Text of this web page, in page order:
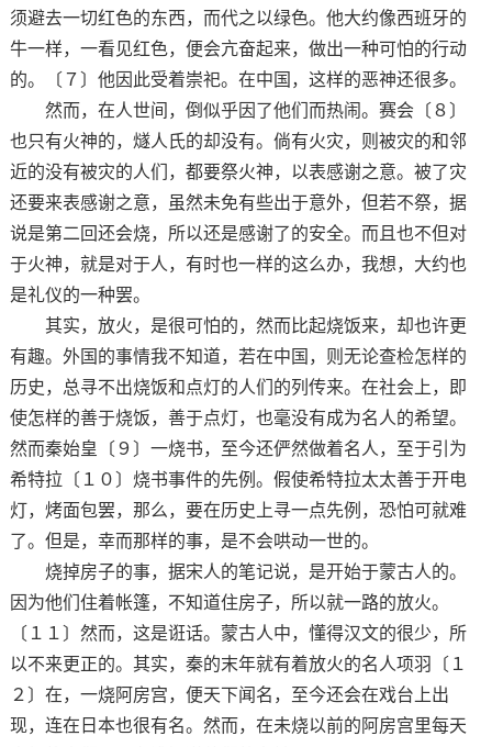
须避去一切红色的东西，而代之以绿色。他大约像西班牙的
牛一样，一看见红色，便会亢奋起来，做出一种可怕的行动
的。〔７〕他因此受着崇祀。在中国，这样的恶神还很多。
然而，在人世间，倒似乎因了他们而热闹。赛会〔８〕
也只有火神的，燧人氏的却没有。倘有火灾，则被灾的和邻
近的没有被灾的人们，都要祭火神，以表感谢之意。被了灾
还要来表感谢之意，虽然未免有些出于意外，但若不祭，据
说是第二回还会烧，所以还是感谢了的安全。而且也不但对
于火神，就是对于人，有时也一样的这么办，我想，大约也
是礼仪的一种罢。
其实，放火，是很可怕的，然而比起烧饭来，却也许更
有趣。外国的事情我不知道，若在中国，则无论查检怎样的
历史，总寻不出烧饭和点灯的人们的列传来。在社会上，即
使怎样的善于烧饭，善于点灯，也毫没有成为名人的希望。
然而秦始皇〔９〕一烧书，至今还俨然做着名人，至于引为
希特拉〔１０〕烧书事件的先例。假使希特拉太太善于开电
灯，烤面包罢，那么，要在历史上寻一点先例，恐怕可就难
了。但是，幸而那样的事，是不会哄动一世的。
烧掉房子的事，据宋人的笔记说，是开始于蒙古人的。
因为他们住着帐篷，不知道住房子，所以就一路的放火。
〔１１〕然而，这是诳话。蒙古人中，懂得汉文的很少，所
以不来更正的。其实，秦的末年就有着放火的名人项羽〔１
２〕在，一烧阿房宫，便天下闻名，至今还会在戏台上出
现，连在日本也很有名。然而，在未烧以前的阿房宫里每天